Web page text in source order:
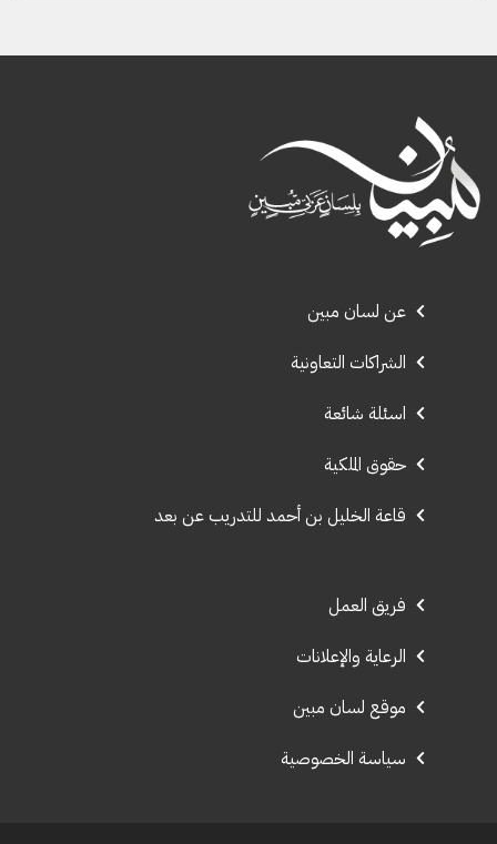
عن لسان مبين
الشراكات التعاونية
اسئلة شائعة
حقوق الملكية
قاعة الخليل بن أحمد للتدريب عن بعد
فريق العمل
الرعاية والإعلانات
موقع لسان مبين
سياسة الخصوصية